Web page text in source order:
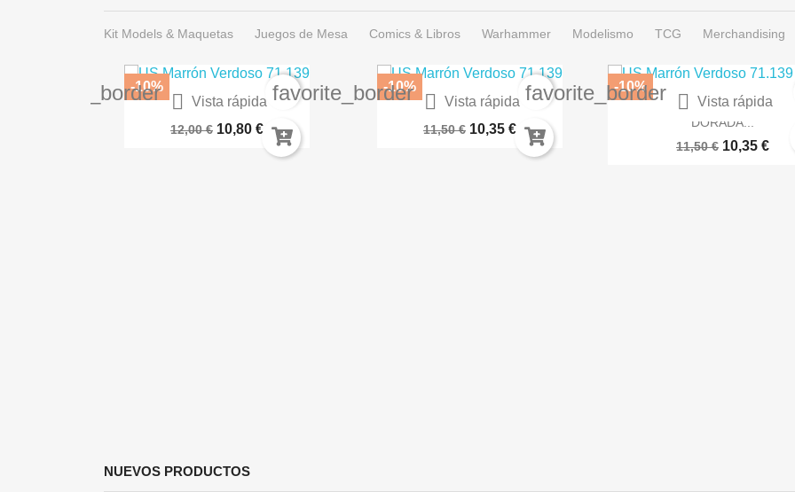
Kit Models & Maquetas Juegos de Mesa Comics & Libros Warhammer Modelismo TCG Merchandising
favorite_border  Vista rápida
Paleta Servocráneo 66-32
12,00 € 10,80 €
-10% favorite_border  Vista rápida
BARNIZ SEMIBRILLANTE EN...
11,50 € 10,35 €
-10% favorite_border  Vista rápida
SPRAY COLOR
DORADA...
11,50 € 10,35 €
-10%
NUEVOS PRODUCTOS